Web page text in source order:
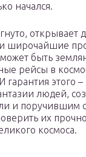
начался.
открывает
широчайшие
быть
рейсы в
гарантия этого –
людей,
и поручившим
их
космоса.